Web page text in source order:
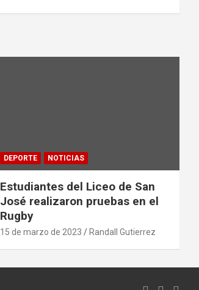
DEPORTE NOTICIAS
Estudiantes del Liceo de San
José realizaron pruebas en el
Rugby
15 de marzo de 2023 Randall Gutierrez